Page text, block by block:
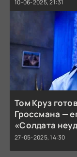
10-06-2025, 21:31
Том Круз
Гроссмана —
«Солдата
27-05-2025, 14:30